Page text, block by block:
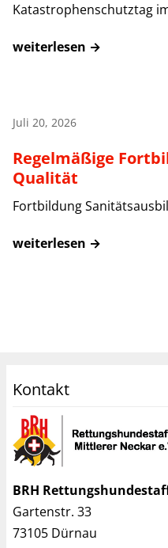
Katastrophenschutztag
weiterlesen →
Juli 20, 2026
Regelmäßige
Qualität
Fortbildung
weiterlesen →
Kontakt
BRH
Gartenstr. 33
73105 Dürnau